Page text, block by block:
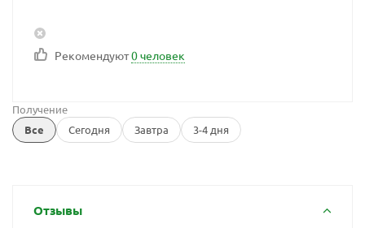
Рекомендуют0 человек
Получение
Все
Сегодня Завтра 3-4 дня
Отзывы